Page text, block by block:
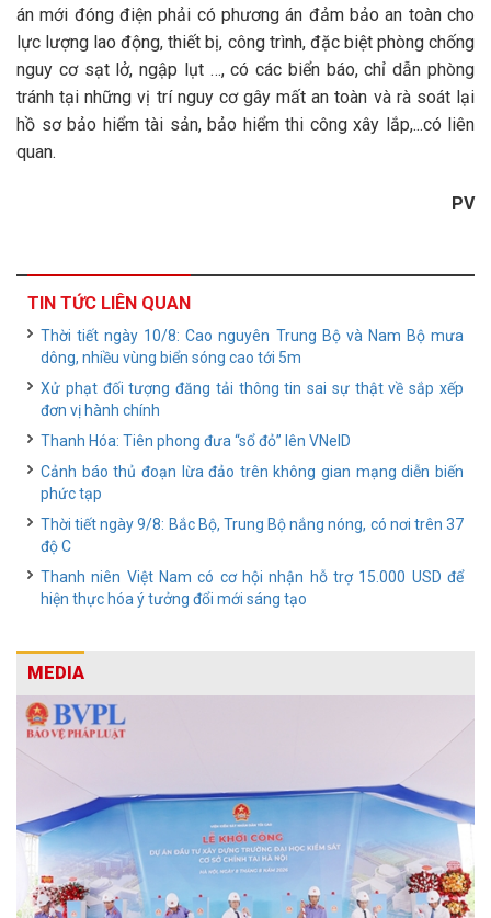
án mới đóng điện phải có phương án đảm bảo an toàn cho
lực lượng lao động, thiết bị, công trình, đặc biệt phòng chống
nguy cơ sạt lở, ngập lụt …, có các biển báo, chỉ dẫn phòng
tránh tại những vị trí nguy cơ gây mất an toàn và rà soát lại
hồ sơ bảo hiểm tài sản, bảo hiểm thi công xây lắp,...có liên
quan.
PV
TIN TỨC LIÊN QUAN
Thời tiết ngày 10/8: Cao nguyên Trung Bộ và Nam Bộ mưa
dông, nhiều vùng biển sóng cao tới 5m
Xử phạt đối tượng đăng tải thông tin sai sự thật về sắp xếp
đơn vị hành chính
Thanh Hóa: Tiên phong đưa “sổ đỏ” lên VNeID
Cảnh báo thủ đoạn lừa đảo trên không gian mạng diễn biến
phức tạp
Thời tiết ngày 9/8: Bắc Bộ, Trung Bộ nắng nóng, có nơi trên 37
độ C
Thanh niên Việt Nam có cơ hội nhận hỗ trợ 15.000 USD để
hiện thực hóa ý tưởng đổi mới sáng tạo
MEDIA